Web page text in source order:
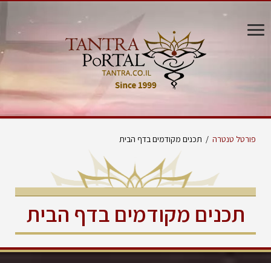
פורטל טנטרה / תכנים מקודמים בדף הבית
תכנים מקודמים בדף הבית
טנטרה- הכוח המתחדש